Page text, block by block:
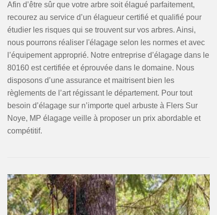
Afin d’être sûr que votre arbre soit élagué parfaitement,
recourez au service d’un élagueur certifié et qualifié pour
étudier les risques qui se trouvent sur vos arbres. Ainsi,
nous pourrons réaliser l'élagage selon les normes et avec
l’équipement approprié. Notre entreprise d’élagage dans le
80160 est certifiée et éprouvée dans le domaine. Nous
disposons d’une assurance et maitrisent bien les
règlements de l’art régissant le département. Pour tout
besoin d’élagage sur n’importe quel arbuste à Flers Sur
Noye, MP élagage veille à proposer un prix abordable et
compétitif.